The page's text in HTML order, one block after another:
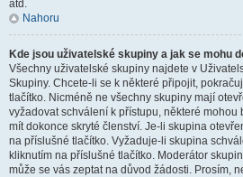
atd.
Nahoru
Kde jsou uživatelské skupiny a jak se mohu
Všechny uživatelské skupiny najdete v
Skupiny. Chcete-li se k některé připojit,
tlačítko. Nicméně ne všechny skupiny mají
vyžadovat schválení k přístupu, některé mohou
mít dokonce skryté členství. Je-li skupina
na příslušné tlačítko. Vyžaduje-li skupina
kliknutím na příslušné tlačítko. Moderátor
může se vás zeptat na důvod žádosti. Prosím,